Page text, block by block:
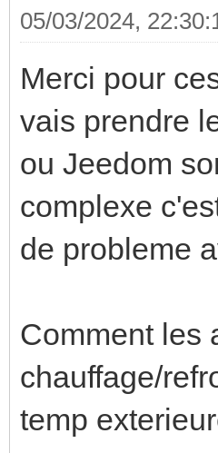
05/03/2024,
Merci pour
vais prendre
ou Jeedom
complexe
de probleme
Comment les
chauffage/
temp